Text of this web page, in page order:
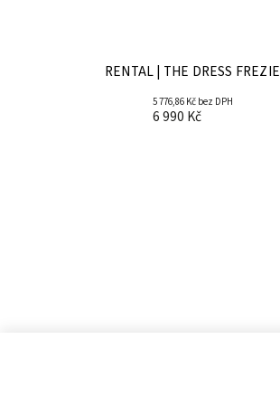
RENTAL | THE DRESS FREZIE
5 776,86 Kč bez DPH
6 990 Kč